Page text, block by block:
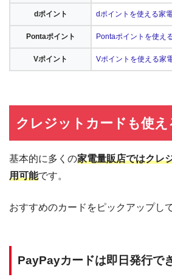
dポイント dポイントを使える家
Pontaポイント Pontaポイントを使え
Vポイント Vポイントを使える家
クレジットカードも使え
基本的に多くの家電量販店ではクレ
用可能です。
おすすめのカードをピックアップし
PayPayカードは即日発行で